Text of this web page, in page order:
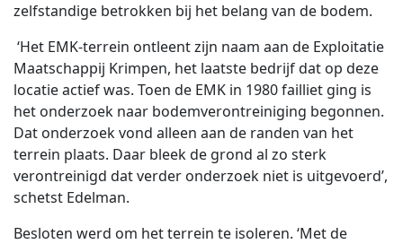
zelfstandige betrokken bij het belang van de bodem.
‘Het EMK-terrein ontleent zijn naam aan de Exploitatie
Maatschappij Krimpen, het laatste bedrijf dat op deze
locatie actief was. Toen de EMK in 1980 failliet ging is
het onderzoek naar bodemverontreiniging begonnen.
Dat onderzoek vond alleen aan de randen van het
terrein plaats. Daar bleek de grond al zo sterk
verontreinigd dat verder onderzoek niet is uitgevoerd’,
schetst Edelman.
Besloten werd om het terrein te isoleren. ‘Met de